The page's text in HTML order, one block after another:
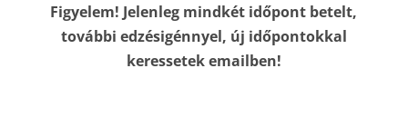
Figyelem! Jelenleg mindkét időpont betelt,
további edzésigénnyel, új időpontokkal
keressetek emailben!